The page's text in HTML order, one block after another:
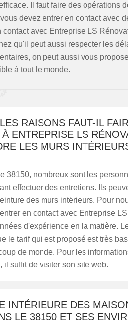
Il faut faire des opérations
devez entrer en contact avec
avec Entreprise LS
qu'il peut aussi respecter les
on peut aussi vous
à tout le monde.
RAISONS FAUT-IL
ENTREPRISE LS
LES MURS
38150, nombreux sont les
effectuer des entretiens. Ils
des murs intérieurs. Pour
en contact avec Entreprise
d'expérience en la matière.
le tarif qui est proposé est très
de monde. Pour les
il suffit de visiter son site web.
INTÉRIEURE DES
LE 38150 ET SES